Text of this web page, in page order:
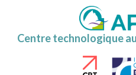
Centre technologique